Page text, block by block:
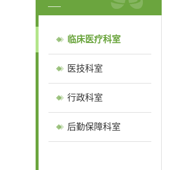
临床医疗科室
医技科室
行政科室
后勤保障科室